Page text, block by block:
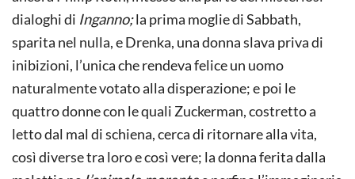
dialoghi di Inganno;la prima moglie di Sabbath,
sparita nel nulla, e Drenka, una donna slava priva di
inibizioni, l’unica che rendeva felice un uomo
naturalmente votato alla disperazione; e poi le
quattro donne con le quali Zuckerman, costretto a
letto dal mal di schiena, cerca di ritornare alla vita,
così diverse tra loro e così vere; la donna ferita dalla